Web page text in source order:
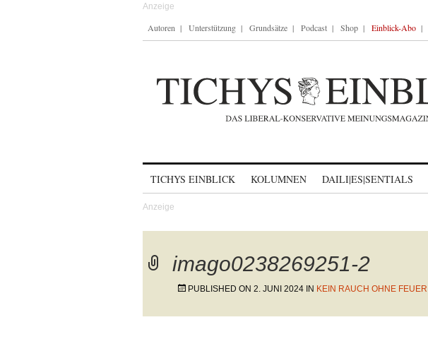
Autoren Unterstützung Grundsätze Podcast Shop Einblick-Abo
TICHYS EINBLICK KOLUMNEN DAILI|ES|SENTIALS
imago0238269251-2
PUBLISHED ON 2. JUNI 2024 IN KEIN RAUCH OHNE FEUER